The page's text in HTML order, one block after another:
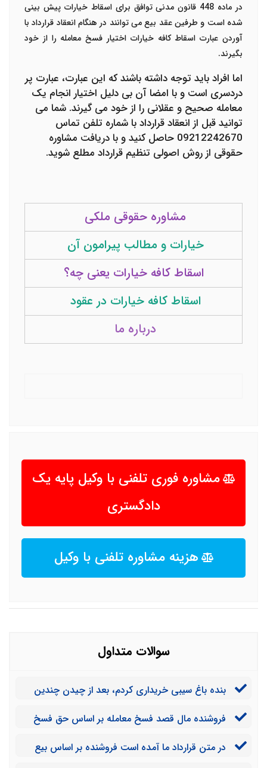
در ماده 448 قانون مدنی توافق برای اسقاط خیارات پیش بینی
شده است و طرفین عقد بیع می توانند در هنگام انعقاد قرارداد با
آوردن عبارت اسقاط کافه خیارات اختیار فسخ معامله را از خود
بگیرند.
اما افراد باید توجه داشته باشند که این عبارت، عبارت پر
دردسری است و با امضا آن بی دلیل اختیار انجام یک
معامله صحیح و عقلانی را از خود می گیرند. شما می
توانید قبل از انعقاد قرارداد با شماره تلفن تماس
09212242670 حاصل کنید و با دریافت مشاوره
حقوقی از روش اصولی تنظیم قرارداد مطلع شوید.
مشاوره حقوقی ملکی
خیارات و مطالب پیرامون آن
اسقاط کافه خیارات یعنی چه؟
اسقاط کافه خیارات در عقود
درباره ما
مشاوره فوری تلفنی با وکیل پایه یک
دادگستری
هزینه مشاوره تلفنی با وکیل
سوالات متداول
بنده باغ سیبی خریداری کردم، بعد از چیدن چندین
محصول برداشت شده متعلق به کیست؟
فروشنده مال قصد فسخ معامله بر اساس حق فسخ
چه مقدار از ثمن‌ باید برای فسخ بازگردانده شود تکلیف
در متن قرارداد ما آمده است فروشنده بر اساس بیع